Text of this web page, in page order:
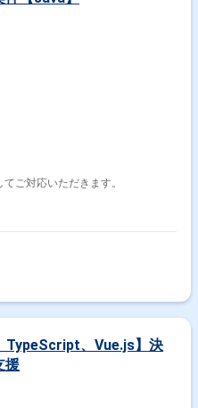
ご対応いただきます。
TypeScript、Vue.js】決
援